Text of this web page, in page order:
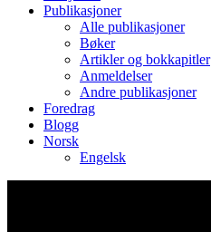
Publikasjoner
Alle publikasjoner
Bøker
Artikler og bokkapitler
Anmeldelser
Andre publikasjoner
Foredrag
Blogg
Norsk
Engelsk